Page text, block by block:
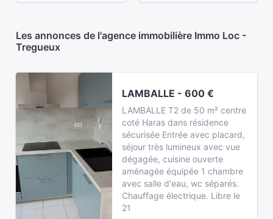
Les annonces de l'agence immobilière Immo Loc -
Tregueux
LAMBALLE - 600 €
LAMBALLE T2 de 50 m² centre
coté Haras dans résidence
sécurisée Entrée avec placard,
séjour très lumineux avec vue
dégagée, cuisine ouverte
aménagée équipée 1 chambre
avec salle d'eau, wc séparés.
Chauffage électrique. Libre le
21